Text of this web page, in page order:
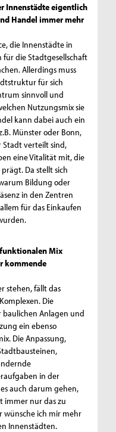
Innenstädte eigentlich
Handel immer mehr
die Innenstädte in
für die Stadtgesellschaft
Allerdings muss
für sich
sinnvoll und
Nutzungsmix sie
kann dabei auch ein
Münster oder Bonn,
Stadt verteilt sind,
eine Vitalität mit, die
Da stellt sich
Bildung oder
in den Zentren
für das Einkaufen
Mix
kommende
stehen, fällt das
Die
Anlagen und
ein ebenso
Die Anpassung,
in der
auch darum gehen,
immer nur das zu
wünsche ich mir mehr
Innenstädten.